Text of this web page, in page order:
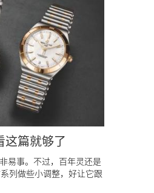
这篇就够了
易事。不过，百年灵还是
列做些小调整，好让它跟